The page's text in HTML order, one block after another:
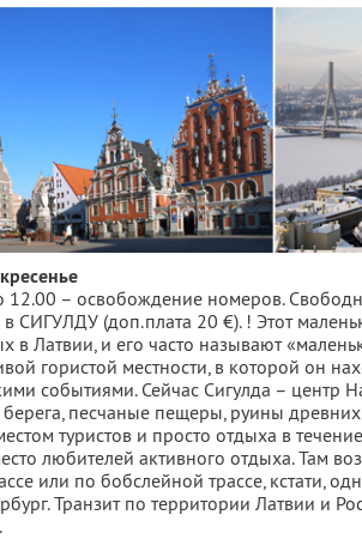
12.00 – освобождение номеров.
СИГУЛДУ (доп.плата 20 €). ! Этот
в Латвии, и его часто называют
гористой местности, в которой он
событиями. Сейчас Сигулда – центр
песчаные пещеры, руины
туристов и просто отдыха в
любителей активного отдыха. Там
или по бобслейной трассе, кстати,
Транзит по территории Латвии и